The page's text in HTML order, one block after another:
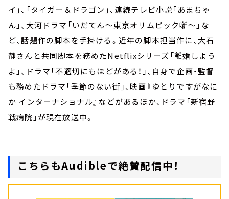
イ」、「タイガー＆ドラゴン」、連続テレビ小説「あまちゃ
ん」、大河ドラマ「いだてん～東京オリムピック噺～」な
ど、話題作の脚本を手掛ける。近年の脚本担当作に、大石
静さんと共同脚本を務めたNetflixシリーズ「離婚しよう
よ」、ドラマ「不適切にもほどがある！」、自身で企画・監督
も務めたドラマ「季節のない街」、映画『ゆとりですがなに
か インターナショナル』などがあるほか、ドラマ「新宿野
戦病院」が現在放送中。
こちらもAudibleで絶賛配信中！